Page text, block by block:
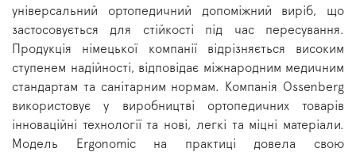
універсальний ортопедичний допоміжний виріб, що
застосовується для стійкості під час пересування.
Продукція німецької компанії відрізняється високим
ступенем надійності, відповідає міжнародним медичним
стандартам та санітарним нормам. Компанія Ossenberg
використовує у виробництві ортопедичних товарів
інноваційні технології та нові, легкі та міцні матеріали.
Модель Ergonomic на практиці довела свою